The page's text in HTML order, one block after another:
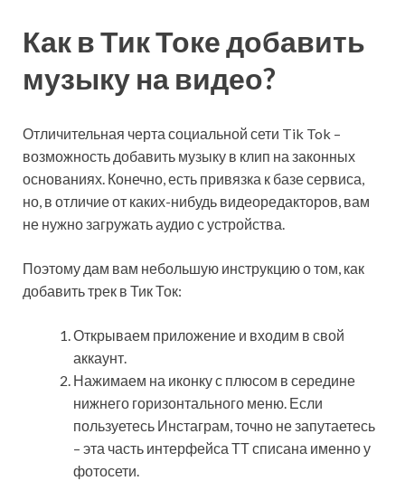
Как в Тик Токе добавить
музыку на видео?
Отличительная черта социальной сети Tik Tok –
возможность добавить музыку в клип на законных
основаниях. Конечно, есть привязка к базе сервиса,
но, в отличие от каких-нибудь видеоредакторов, вам
не нужно загружать аудио с устройства.
Поэтому дам вам небольшую инструкцию о том, как
добавить трек в Тик Ток:
Открываем приложение и входим в свой
аккаунт.
Нажимаем на иконку с плюсом в середине
нижнего горизонтального меню. Если
пользуетесь Инстаграм, точно не запутаетесь
– эта часть интерфейса ТТ списана именно у
фотосети.